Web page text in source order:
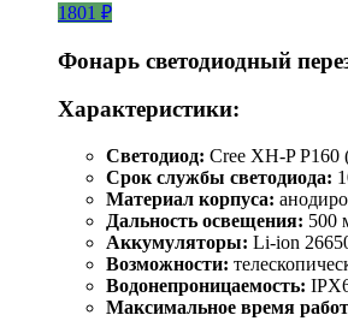
1801 ₽
Фонарь светодиодный
Характеристики:
Светодиод: Cree XH-P
Срок службы светодиода:
Материал корпуса:
Дальность освещения: 500
Аккумуляторы: Li-ion
Возможности:
Водонепроницаемость:
Максимальное время